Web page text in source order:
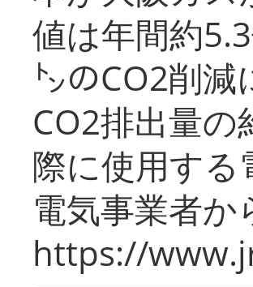
値は年間約
㌧のCO2削
CO2排出量
際に使用す
電気事業者
https://